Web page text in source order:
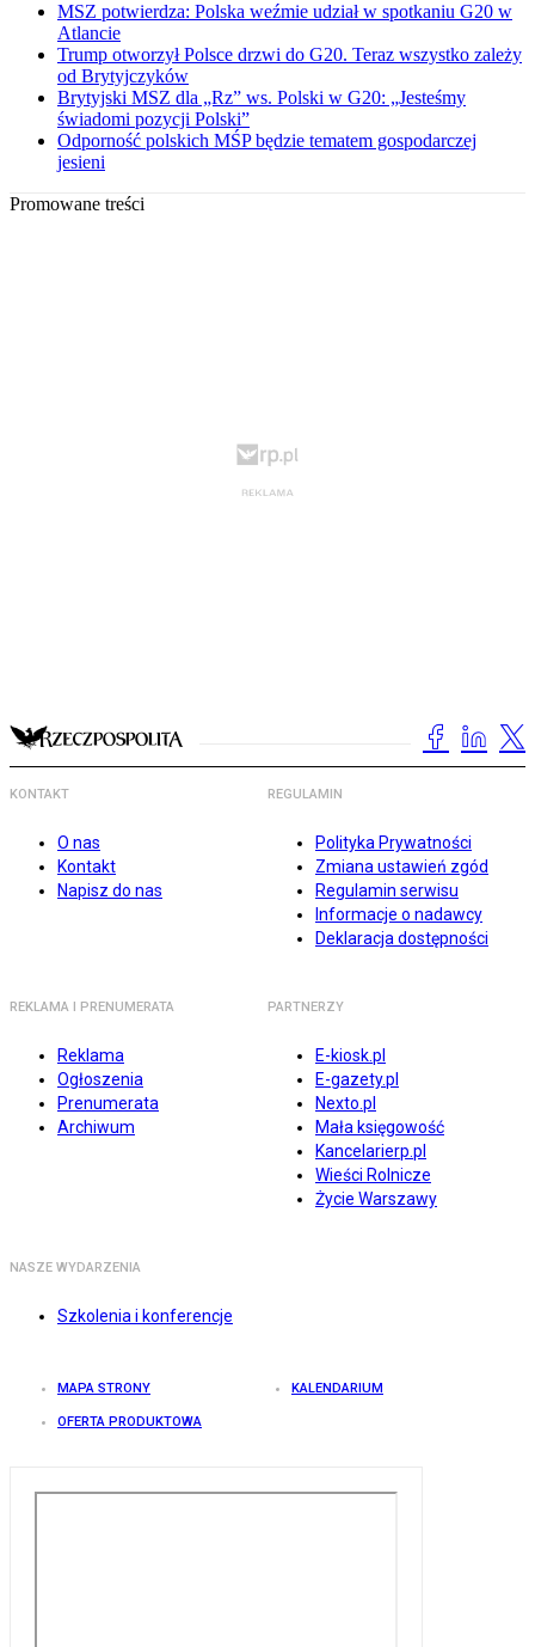
MSZ potwierdza: Polska weźmie udział w spotkaniu G20 w
Atlancie
Trump otworzył Polsce drzwi do G20. Teraz wszystko zależy
od Brytyjczyków
Brytyjski MSZ dla „Rz” ws. Polski w G20: „Jesteśmy
świadomi pozycji Polski”
Odporność polskich MŚP będzie tematem gospodarczej
jesieni
Promowane treści
KONTAKT
O nas
Kontakt
Napisz do nas
REGULAMIN
Polityka Prywatności
Zmiana ustawień zgód
Regulamin serwisu
Informacje o nadawcy
Deklaracja dostępności
REKLAMA I PRENUMERATA
Reklama
Ogłoszenia
Prenumerata
Archiwum
PARTNERZY
E-kiosk.pl
E-gazety.pl
Nexto.pl
Mała księgowość
Kancelarierp.pl
Wieści Rolnicze
Życie Warszawy
NASZE WYDARZENIA
Szkolenia i konferencje
MAPA STRONY KALENDARIUM
OFERTA PRODUKTOWA